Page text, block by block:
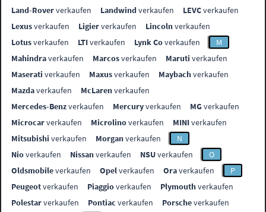
Land-Roververkaufen Landwindverkaufen LEVCverkaufen
Lexusverkaufen Ligierverkaufen Lincolnverkaufen
Lotusverkaufen LTIverkaufen Lynk Coverkaufen
M
Mahindraverkaufen Marcosverkaufen Maruti verkaufen
Maserati verkaufen Maxusverkaufen Maybachverkaufen
Mazdaverkaufen McLarenverkaufen
Mercedes-Benzverkaufen Mercuryverkaufen MGverkaufen
Microcarverkaufen Microlinoverkaufen MINIverkaufen
Mitsubishi verkaufen Morganverkaufen
N
Nioverkaufen Nissanverkaufen NSUverkaufen
O
Oldsmobileverkaufen Opelverkaufen Oraverkaufen
P
Peugeotverkaufen Piaggioverkaufen Plymouthverkaufen
Polestarverkaufen Pontiac verkaufen Porscheverkaufen